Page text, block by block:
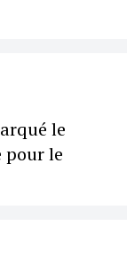
le
pour le